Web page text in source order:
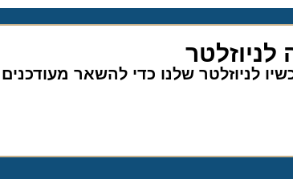
לניוזלטר שלנו כדי להשאר מעודכנים